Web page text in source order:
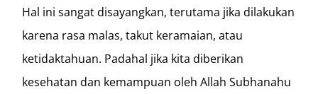
Hal ini sangat disayangkan, terutama jika dilakukan
karena rasa malas, takut keramaian, atau
ketidaktahuan. Padahal jika kita diberikan
kesehatan dan kemampuan oleh Allah Subhanahu